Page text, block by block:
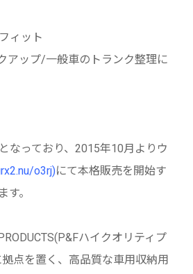
ィット
アップ/一般車のトランク整理に
なっており、2015年10月よりウ
o3rj)にて本格販売を開始す
す。
ハイクオリティプ
点を置く、高品質な車用収納用